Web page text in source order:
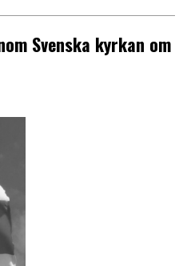
Svenska kyrkan om